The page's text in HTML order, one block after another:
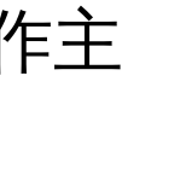
主